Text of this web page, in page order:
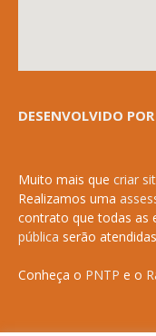
DESENVOLVIDO
Muito mais que criar
Realizamos uma
contrato que todas as
pública serão
Conheça o PNTP e o